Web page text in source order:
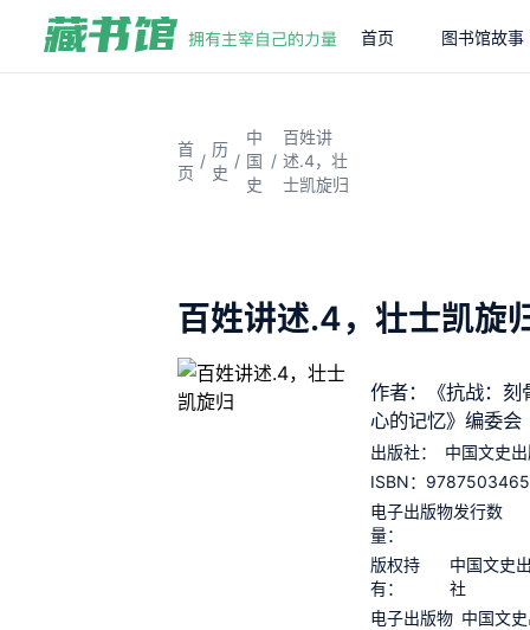
首页 图书馆故事
首
页
/
历
史
/
中
国
史
/
百姓讲
述.4，壮
士凯旋归
百姓讲述.4，壮士凯旋
作者：《抗战：刻
心的记忆》编委会
出版社：
中国文史
ISBN：
电子出版物发行数
量：
版权持
有：
中国文史
社
电子出版物 中国文